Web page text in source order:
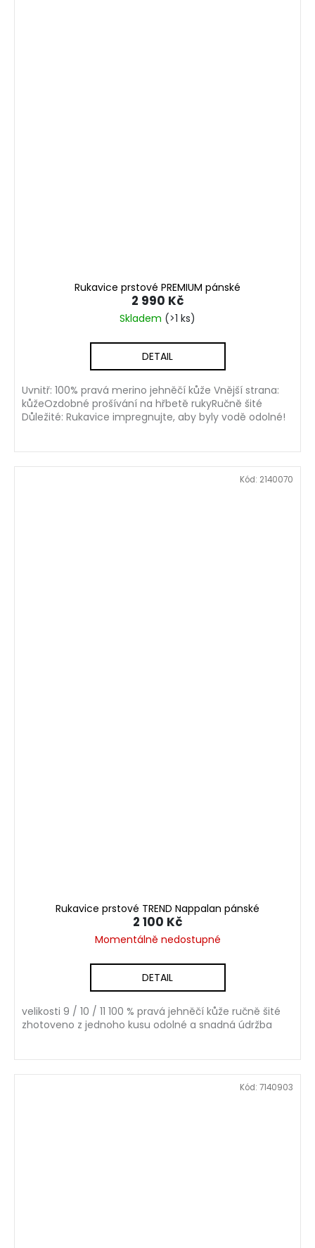
Rukavice prstové PREMIUM pánské
Skladem (>1 ks)
2 990 Kč
DETAIL
Uvnitř: 100% pravá merino jehněčí kůže Vnější strana:
kůžeOzdobné prošívání na hřbetě rukyRučně šité
Důležité: Rukavice impregnujte, aby byly vodě odolné!
Rukavice prstové TREND Nappalan pánské
Momentálně nedostupné
2 100 Kč
DETAIL
velikosti 9 / 10 / 11 100 % pravá jehněčí kůže ručně šité
zhotoveno z jednoho kusu odolné a snadná údržba
Kód: 2140070
Kód: 7140903